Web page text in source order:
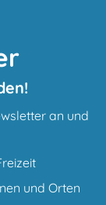
an und
und Orten